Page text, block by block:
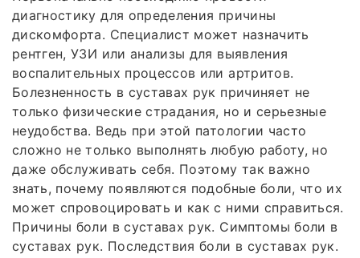
диагностику для определения причины
дискомфорта. Специалист может назначить
рентген, УЗИ или анализы для выявления
воспалительных процессов или артритов.
Болезненность в суставах рук причиняет не
только физические страдания, но и серьезные
неудобства. Ведь при этой патологии часто
сложно не только выполнять любую работу, но
даже обслуживать себя. Поэтому так важно
знать, почему появляются подобные боли, что их
может спровоцировать и как с ними справиться.
Причины боли в суставах рук. Симптомы боли в
суставах рук. Последствия боли в суставах рук.